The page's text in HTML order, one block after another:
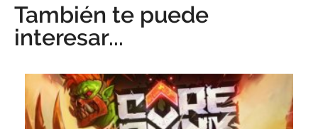
También te puede
interesar...